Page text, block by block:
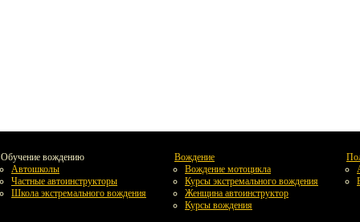
Обучение вождению
Автошколы
Частные автоинструкторы
Школа экстремального вождения
Вождение
Вождение мотоцикла
Курсы экстремального вождения
Женщина автоинструктор
Курсы вождения